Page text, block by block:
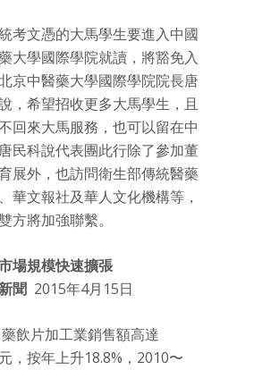
考文憑的大馬學生要進入中國
大學國際學院就讀，將豁免入
京中醫藥大學國際學院院長唐
，希望招收更多大馬學生，且
回來大馬服務，也可以留在中
民科說代表團此行除了參加董
展外，也訪問衛生部傳統醫藥
華文報社及華人文化機構等，
方將加強聯繫。
場規模快速擴張
聞 2015年4月15日
飲片加工業銷售額高達
，按年上升18.8%，2010〜